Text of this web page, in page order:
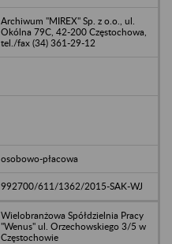
Archiwum "MIREX" Sp. z o.o., ul.
Okólna 79C, 42-200 Częstochowa,
tel./fax (34) 361-29-12
osobowo-płacowa
992700/611/1362/2015-SAK-WJ
Wielobranżowa Spółdzielnia Pracy
"Wenus" ul. Orzechowskiego 3/5 w
Częstochowie